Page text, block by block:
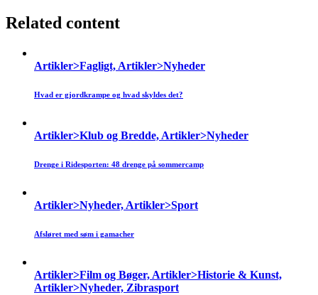
Related content
Artikler>Fagligt, Artikler>Nyheder
Hvad er gjordkrampe og hvad skyldes det?
Artikler>Klub og Bredde, Artikler>Nyheder
Drenge i Ridesporten: 48 drenge på sommercamp
Artikler>Nyheder, Artikler>Sport
Afsløret med søm i gamacher
Artikler>Film og Bøger, Artikler>Historie & Kunst,
Artikler>Nyheder, Zibrasport